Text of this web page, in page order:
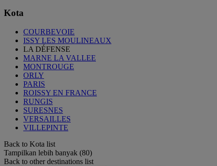
Kota
COURBEVOIE
ISSY LES MOULINEAUX
LA DÉFENSE
MARNE LA VALLEE
MONTROUGE
ORLY
PARIS
ROISSY EN FRANCE
RUNGIS
SURESNES
VERSAILLES
VILLEPINTE
Back to Kota list
Tampilkan lebih banyak (80)
Back to other destinations list